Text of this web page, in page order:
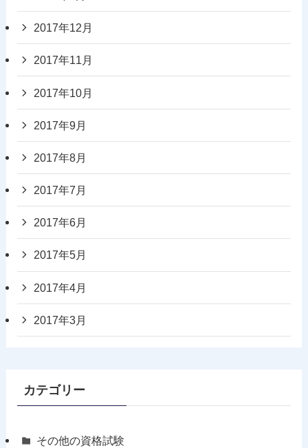
2017年12月
2017年11月
2017年10月
2017年9月
2017年8月
2017年7月
2017年6月
2017年5月
2017年4月
2017年3月
カテゴリー
その他の資格試験